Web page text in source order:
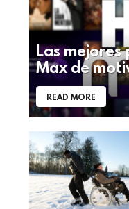
Las mejores
Max de
READ MORE